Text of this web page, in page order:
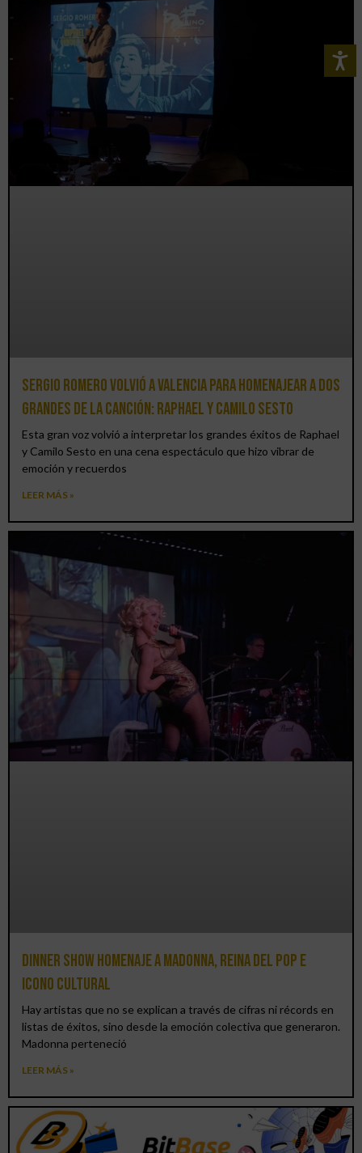
Sergio Romero volvió a Valencia para homenajear a dos
grandes de la canción: Raphael y Camilo Sesto
Esta gran voz volvió a interpretar los grandes éxitos de Raphael
y Camilo Sesto en una cena espectáculo que hizo vibrar de
emoción y recuerdos
LEER MÁS »
Dinner Show homenaje a Madonna, reina del pop e
icono cultural
Hay artistas que no se explican a través de cifras ni récords en
listas de éxitos, sino desde la emoción colectiva que generaron.
Madonna perteneció
LEER MÁS »